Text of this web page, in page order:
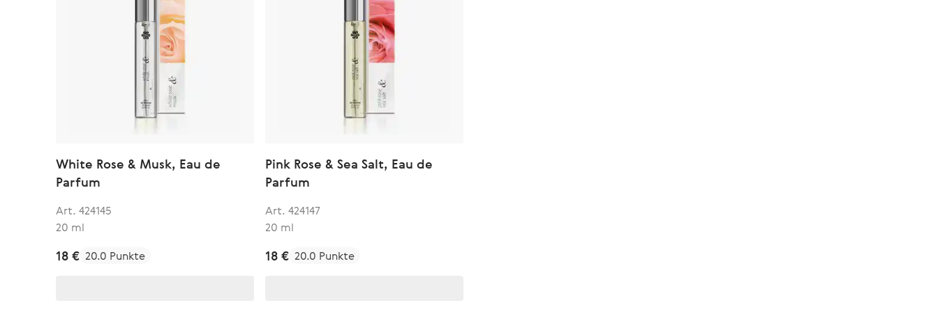
White Rose & Musk, Eau de
Parfum
Art. 424145
20 ml
18 € 20.0 Punkte
Pink Rose & Sea Salt, Eau de
Parfum
Art. 424147
20 ml
18 € 20.0 Punkte